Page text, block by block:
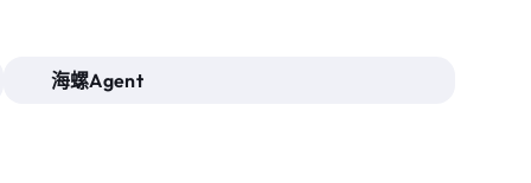
海螺Agent